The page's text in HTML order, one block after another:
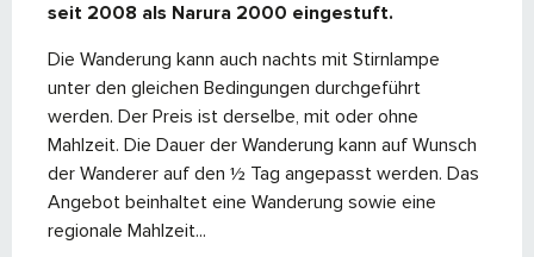
seit 2008 als Narura 2000 eingestuft.
Die Wanderung kann auch nachts mit Stirnlampe
unter den gleichen Bedingungen durchgeführt
werden. Der Preis ist derselbe, mit oder ohne
Mahlzeit. Die Dauer der Wanderung kann auf Wunsch
der Wanderer auf den ½ Tag angepasst werden. Das
Angebot beinhaltet eine Wanderung sowie eine
regionale Mahlzeit...